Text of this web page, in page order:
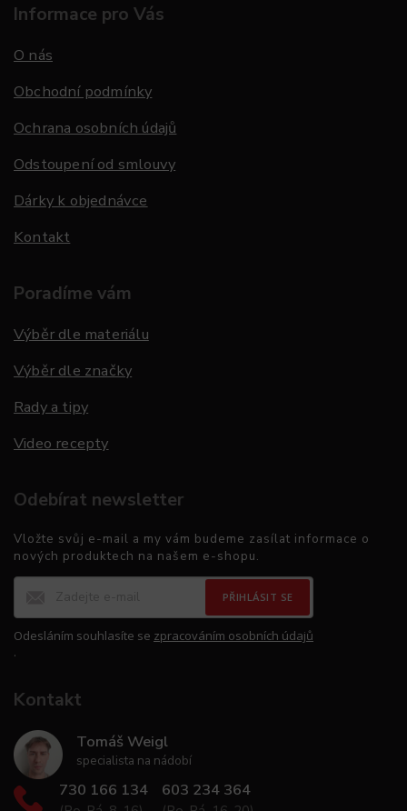
Informace pro Vás
O nás
Obchodní podmínky
Ochrana osobních údajů
Odstoupení od smlouvy
Dárky k objednávce
Kontakt
Poradíme vám
Výběr dle materiálu
Výběr dle značky
Rady a tipy
Video recepty
Odebírat newsletter
Vložte svůj e-mail a my vám budeme zasílat informace o
nových produktech na našem e-shopu.
PŘIHLÁSIT SE
Odesláním souhlasíte se zpracováním osobních údajů
.
Kontakt
Tomáš Weigl
specialista na nádobí
730 166 134 603 234 364